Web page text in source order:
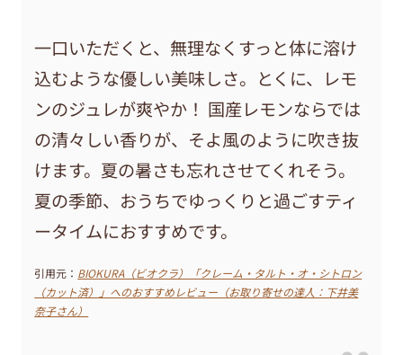
一口いただくと、無理なくすっと体に溶け
込むような優しい美味しさ。とくに、レモ
ンのジュレが爽やか！ 国産レモンならでは
の清々しい香りが、そよ風のように吹き抜
けます。夏の暑さも忘れさせてくれそう。
夏の季節、おうちでゆっくりと過ごすティ
ータイムにおすすめです。
引用元： BIOKURA（ビオクラ）「クレーム・タルト・オ・シトロン
（カット済）」へのおすすめレビュー（お取り寄せの達人：下井美
奈子さん）